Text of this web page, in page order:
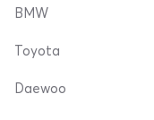
BMW
Toyota
Daewoo